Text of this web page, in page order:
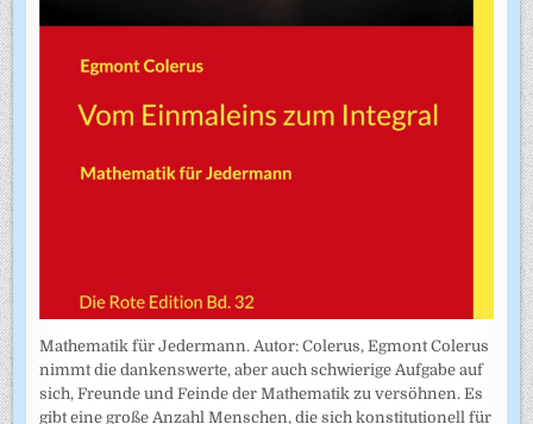
Mathematik für Jedermann. Autor: Colerus, Egmont Colerus
nimmt die dankenswerte, aber auch schwierige Aufgabe auf
sich, Freunde und Feinde der Mathematik zu versöhnen. Es
gibt eine große Anzahl Menschen, die sich konstitutionell für